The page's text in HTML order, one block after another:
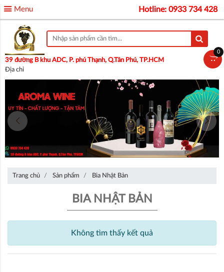
Menu Hotline: 0933 734 428
39 đường B khu ADC, P. phú Thạnh, Q.Tân Phú, TP.HCM
Địa chỉ
Trang chủ Sản phẩm Bia Nhật Bản
BIA NHẬT BẢN
Không tìm thấy kết quả
0